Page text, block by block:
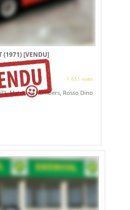
(1971)[VENDU]
1 651 vues
Matching Numbers, Rosso Dino